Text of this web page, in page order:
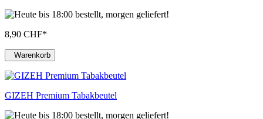
8,90 CHF*
Warenkorb
GIZEH Premium Tabakbeutel